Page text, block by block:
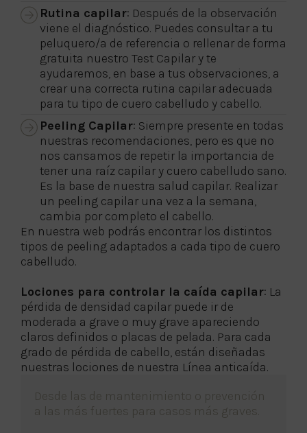
Rutina capilar: Después de la observación
viene el diagnóstico. Puedes consultar a tu
peluquero/a de referencia o rellenar de forma
gratuita nuestro Test Capilar y te
ayudaremos, en base a tus observaciones, a
crear una correcta rutina capilar adecuada
para tu tipo de cuero cabelludo y cabello.
Peeling Capilar: Siempre presente en todas
nuestras recomendaciones, pero es que no
nos cansamos de repetir la importancia de
tener una raíz capilar y cuero cabelludo sano.
Es la base de nuestra salud capilar. Realizar
un peeling capilar una vez a la semana,
cambia por completo el cabello.
En nuestra web podrás encontrar los distintos
tipos de peeling adaptados a cada tipo de cuero
cabelludo.
Lociones para controlar la caída capilar: La
pérdida de densidad capilar puede ir de
moderada a grave o muy grave apareciendo
claros definidos o placas de pelada. Para cada
grado de pérdida de cabello, están diseñadas
nuestras lociones de nuestra Línea anticaída.
Desde las de mantenimiento o prevención
a las más fuertes para casos más graves.